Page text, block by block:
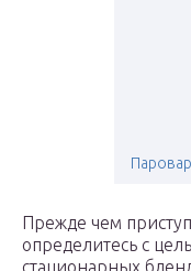
Прежде чем
определитесь с
стационарных